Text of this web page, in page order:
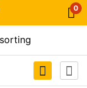
0